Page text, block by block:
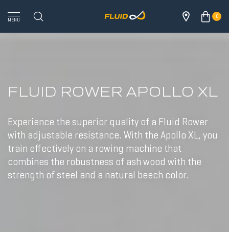
MENU
0
FLUID ROWER APOLLO XL
Experience the superior quality of a Fluid Rower
with adjustable resistance. With the Apollo XL, you
train effectively on a rowing machine that
combines the robustness of ash wood with the
strength of steel and a natural beech color.